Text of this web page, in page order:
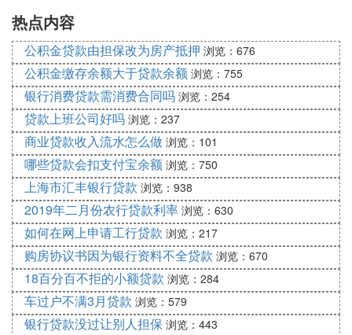
2、贷款审核
区劳动和社会保障局将《妇女小额担保贷款申请书》
移交区中小企业信用担保有限公司(以下简称担保公
司)进行复审，对确认符合担保条件的向区信用联社
指定的信用社出具同意《担保意向书》，由信用社受
理担保贷款申请，按照贷款程序对申请资料进行核
贷。
3、贷款发放
经担保公司复审、信用社核贷后同意放款的，由信用
社与贷款人、担保公司签订《借款合同》、《担保合
同》等办理贷款具体发放手续，同时按贷款数额一次
存入贷款人在贷款信用社开立的个人结算账户。贷款
信用社对核贷后不同意放款的，应及时通知贷款人。
一年利息要多少钱
热点内容
公积金贷款由担保改为房产抵押 浏览：676
公积金缴存余额大于贷款余额 浏览：755
银行消费贷款需消费合同吗 浏览：254
贷款上班公司好吗 浏览：237
商业贷款收入流水怎么做 浏览：101
哪些贷款会扣支付宝余额 浏览：750
上海市汇丰银行贷款 浏览：938
2019年二月份农行贷款利率 浏览：630
如何在网上申请工行贷款 浏览：217
购房协议书因为银行资料不全贷款 浏览：670
18百分百不拒的小额贷款 浏览：284
车过户不满3月贷款 浏览：579
银行贷款没过让别人担保 浏览：443